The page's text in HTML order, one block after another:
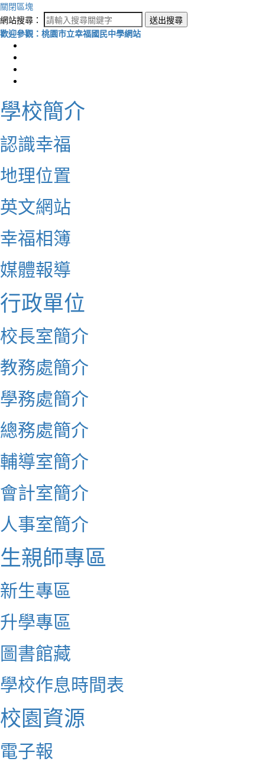
關閉區塊
網站搜尋：
送出搜尋
歡迎參觀：桃園市立幸福國民中學網站
學校簡介
認識幸福
地理位置
英文網站
幸福相簿
媒體報導
行政單位
校長室簡介
教務處簡介
學務處簡介
總務處簡介
輔導室簡介
會計室簡介
人事室簡介
生親師專區
新生專區
升學專區
圖書館藏
學校作息時間表
校園資源
電子報